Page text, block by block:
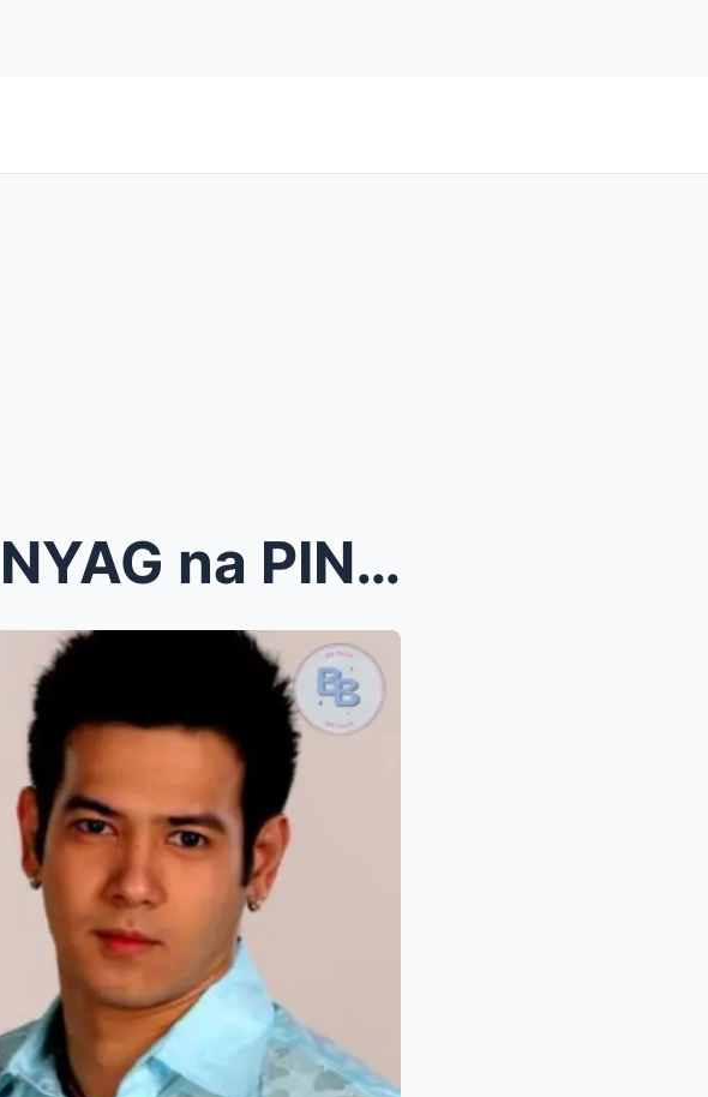
Keanna Reeves IBINUNYAG na PINAIYAK siya ng malaka...